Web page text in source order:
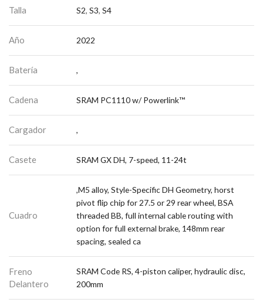
Talla S2, S3, S4
Año 2022
Batería ,
Cadena SRAM PC1110 w/ Powerlink™
Cargador ,
Casete SRAM GX DH, 7-speed, 11-24t
Cuadro
,M5 alloy, Style-Specific DH Geometry, horst
pivot flip chip for 27.5 or 29 rear wheel, BSA
threaded BB, full internal cable routing with
option for full external brake, 148mm rear
spacing, sealed ca
Freno
Delantero
SRAM Code RS, 4-piston caliper, hydraulic disc,
200mm